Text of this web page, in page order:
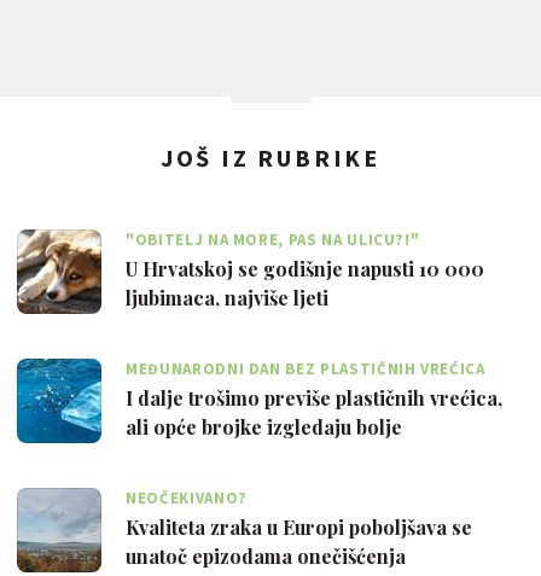
JOŠ IZ RUBRIKE
"OBITELJ NA MORE, PAS NA ULICU?!"
U Hrvatskoj se godišnje napusti 10 000
ljubimaca, najviše ljeti
MEĐUNARODNI DAN BEZ PLASTIČNIH VREĆICA
I dalje trošimo previše plastičnih vrećica,
ali opće brojke izgledaju bolje
NEOČEKIVANO?
Kvaliteta zraka u Europi poboljšava se
unatoč epizodama onečišćenja